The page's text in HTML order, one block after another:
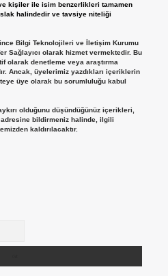
kişiler ile isim benzerlikleri tamamen
halindedir ve tavsiye niteliği
Bilgi Teknolojileri ve İletişim Kurumu
Sağlayıcı olarak hizmet vermektedir. Bu
olarak denetleme veya araştırma
Ancak, üyelerimiz yazdıkları içeriklerin
üye olarak bu sorumluluğu kabul
olduğunu düşündüğünüz içerikleri,
bildirmeniz halinde, ilgili
kaldırılacaktır.